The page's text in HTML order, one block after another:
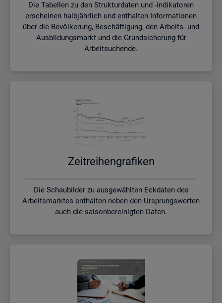
Die Tabellen zu den Strukturdaten und -indikatoren
erscheinen halbjährlich und enthalten Informationen
über die Bevölkerung, Beschäftigung, den Arbeits- und
Ausbildungsmarkt und die Grundsicherung für
Arbeitsuchende.
Zeit­rei­hen­gra­fi­ken
Die Schaubilder zu ausgewählten Eckdaten des
Arbeitsmarktes enthalten neben den Ursprungswerten
auch die saisonbereinigten Daten.